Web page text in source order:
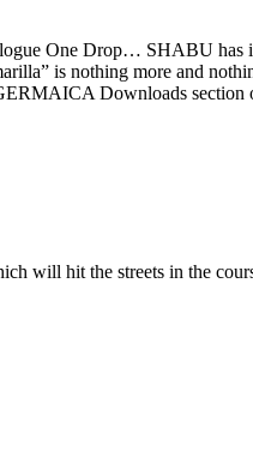
One Drop… SHABU has
is nothing more and
Downloads section
will hit the streets in the